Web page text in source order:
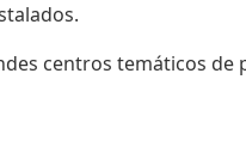
centros temáticos de